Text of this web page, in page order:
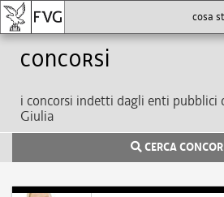
Concorsi
i concorsi indetti dagli enti pubblici
Giulia
CERCA